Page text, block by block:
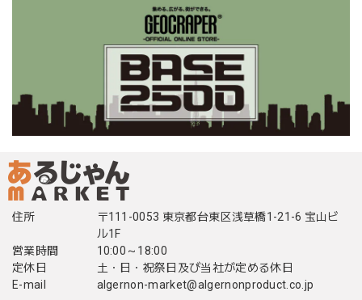
住所
〒111-0053 東京都台東区浅草橋1-21-6 宝山ビ
ル1F
営業時間
10:00～18:00
定休日
土・日・祝祭日及び当社が定める休日
E-mail
algernon-market@algernonproduct.co.jp